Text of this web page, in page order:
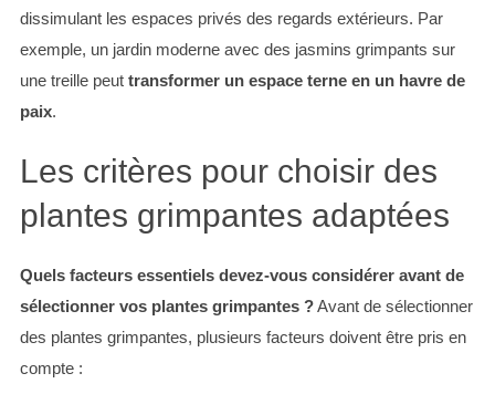
dissimulant les espaces privés des regards extérieurs. Par
exemple, un jardin moderne avec des jasmins grimpants sur
une treille peut transformer un espace terne en un havre de
paix.
Les critères pour choisir des
plantes grimpantes adaptées
Quels facteurs essentiels devez-vous considérer avant de
sélectionner vos plantes grimpantes ?Avant de sélectionner
des plantes grimpantes, plusieurs facteurs doivent être pris en
compte :